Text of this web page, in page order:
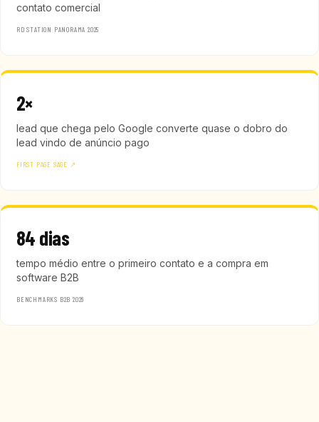
contato comercial
RD STATION PANORAMA 2025
2×
lead que chega pelo Google converte quase o dobro do
lead vindo de anúncio pago
FIRST PAGE SAGE ↗
84 dias
tempo médio entre o primeiro contato e a compra em
software B2B
BENCHMARKS B2B 2026